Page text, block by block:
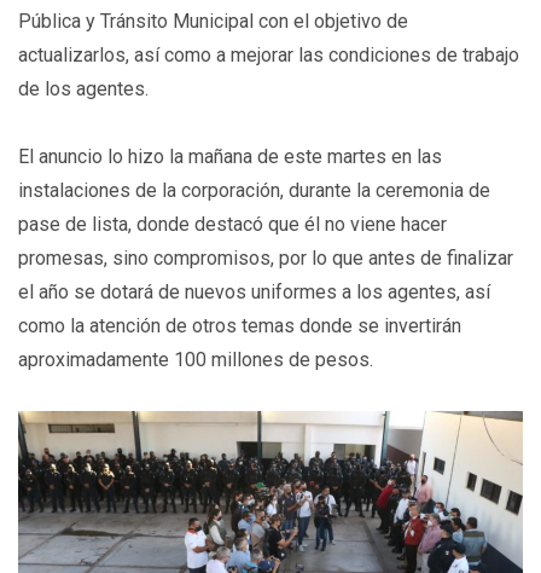
Pública y Tránsito Municipal con el objetivo de
actualizarlos, así como a mejorar las condiciones de trabajo
de los agentes.
El anuncio lo hizo la mañana de este martes en las
instalaciones de la corporación, durante la ceremonia de
pase de lista, donde destacó que él no viene hacer
promesas, sino compromisos, por lo que antes de finalizar
el año se dotará de nuevos uniformes a los agentes, así
como la atención de otros temas donde se invertirán
aproximadamente 100 millones de pesos.